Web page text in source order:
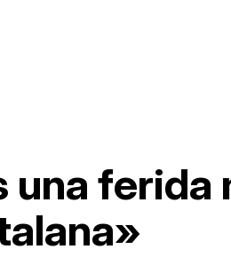
ferida